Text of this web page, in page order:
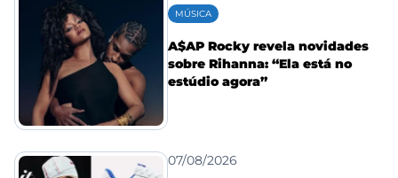
MÚSICA
A$AP Rocky revela novidades
sobre Rihanna: “Ela está no
estúdio agora”
07/08/2026